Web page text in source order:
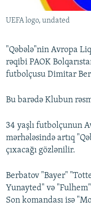
BIZIMLƏ ƏLAQƏ
XƏBƏR BÜLLETENLƏRIMIZ
UEFA logo, undated
"Qəbələ"nin Avropa
rəqibi PAOK
futbolçusu Dimitar
Bu barədə Klubun
34 yaşlı futbolçunun
mərhələsində artıq
çıxacağı gözlənilir.
Berbatov "Bayer"
Yunayted" və
Son komandası isə